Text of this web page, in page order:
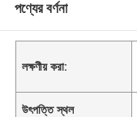
পণ্যের বর্ণনা
লক্ষণীয় করা:
উৎপত্তি স্থল